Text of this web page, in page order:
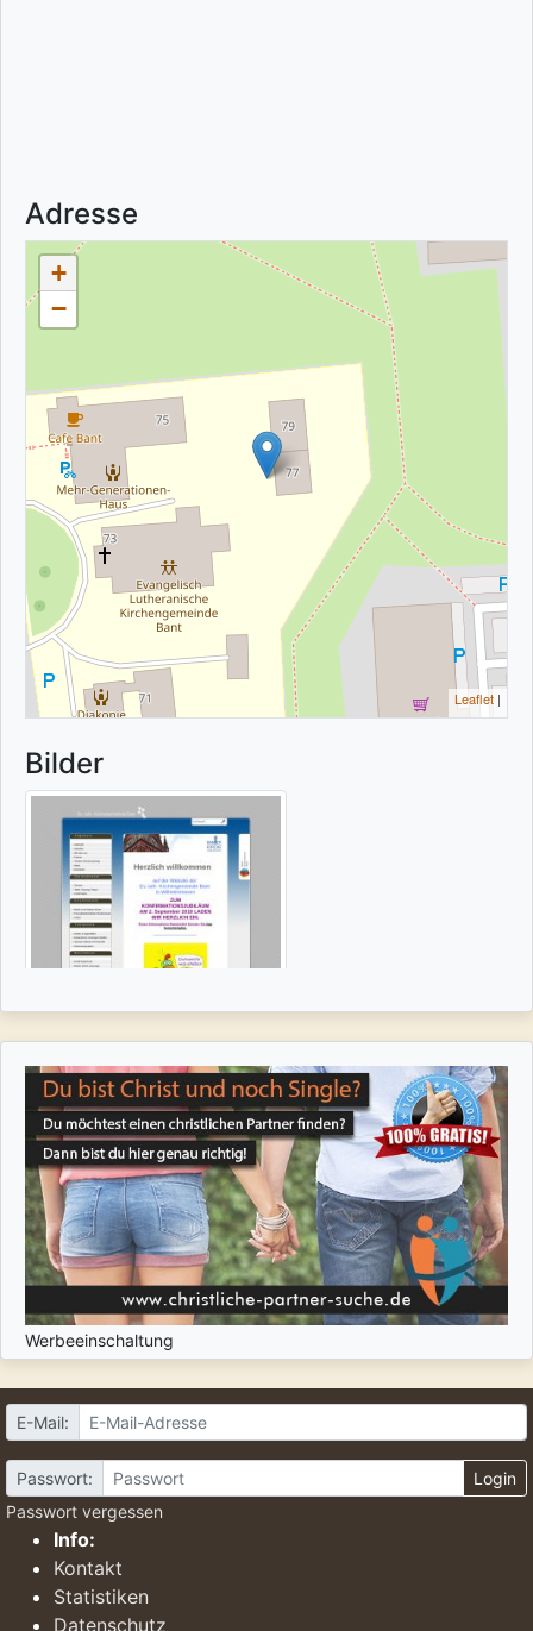
Adresse
+
−
Leaflet |
Bilder
Werbeeinschaltung
E-Mail:
Passwort:
Login
Passwort vergessen
Info:
Kontakt
Statistiken
Datenschutz